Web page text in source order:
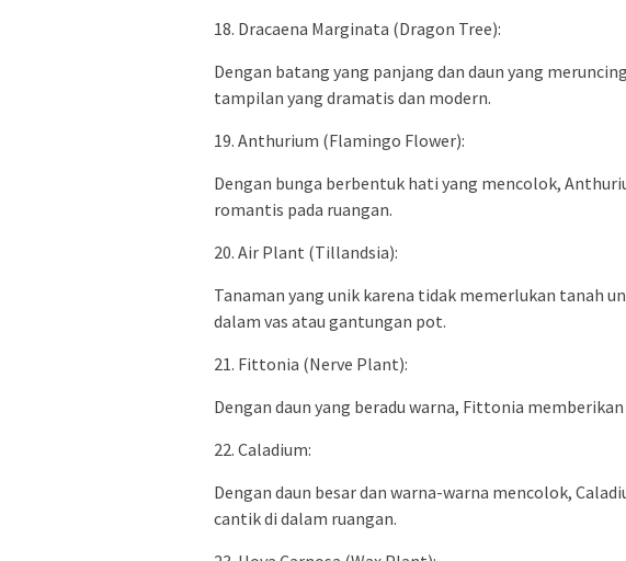
18. Dracaena Marginata (Dragon Tree):
Dengan batang yang panjang dan daun yang
tampilan yang dramatis dan modern.
19. Anthurium (Flamingo Flower):
Dengan bunga berbentuk hati yang mencolok,
romantis pada ruangan.
20. Air Plant (Tillandsia):
Tanaman yang unik karena tidak memerlukan tanah
dalam vas atau gantungan pot.
21. Fittonia (Nerve Plant):
Dengan daun yang beradu warna, Fittonia
22. Caladium:
Dengan daun besar dan warna-warna mencolok,
cantik di dalam ruangan.